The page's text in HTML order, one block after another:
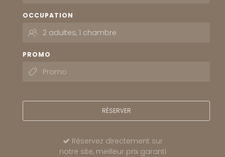
OCCUPATION
PROMO
RÉSERVER
Réservez directement sur
notre site, meilleur prix garanti